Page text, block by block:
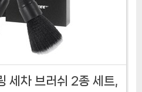
세차 브러쉬 2종 세트,